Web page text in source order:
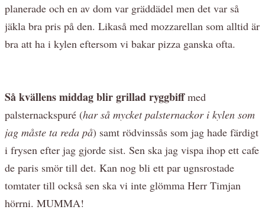
planerade och en av dom var gräddädel men det var så
jäkla bra pris på den. Likaså med mozzarellan som alltid är
bra att ha i kylen eftersom vi bakar pizza ganska ofta.
Så kvällens middag blir grillad ryggbiffmed
palsternackspuré (har så mycket palsternackor i kylen som
jag måste ta reda på) samt rödvinssås som jag hade färdigt
i frysen efter jag gjorde sist. Sen ska jag vispa ihop ett cafe
de paris smör till det. Kan nog bli ett par ugnsrostade
tomtater till också sen ska vi inte glömma Herr Timjan
hörrni. MUMMA!